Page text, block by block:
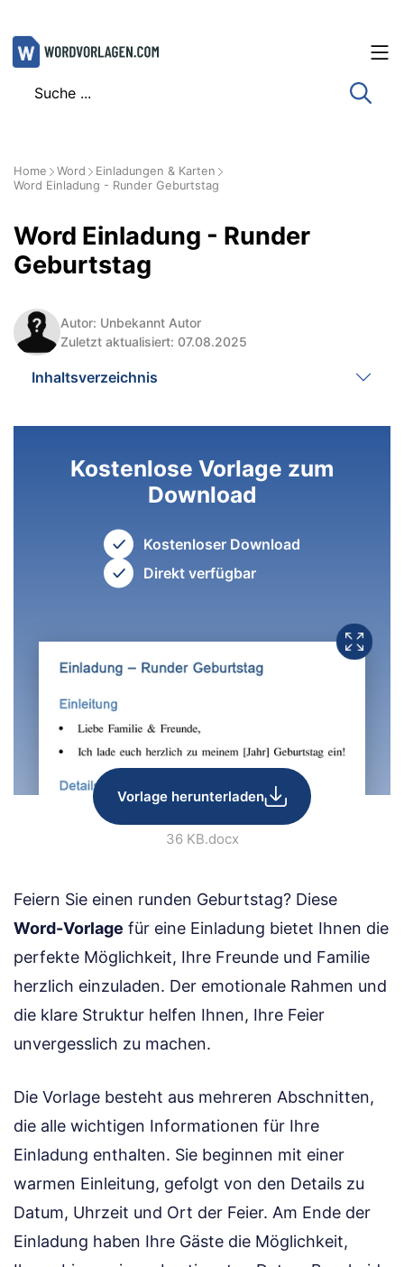
Zum
Inhalt
Home Word
Einladungen & Karten
Word Einladung - Runder Geburtstag
Word Einladung - Runder
Geburtstag
Autor: Unbekannt Autor
Zuletzt aktualisiert: 07.08.2025
Inhaltsverzeichnis
Kostenlose Vorlage zum
Download
Kostenloser Download
Direkt verfügbar
Vorlage herunterladen
36 KB.docx
Feiern Sie einen runden Geburtstag? Diese
Word-Vorlage für eine Einladung bietet Ihnen die
perfekte Möglichkeit, Ihre Freunde und Familie
herzlich einzuladen. Der emotionale Rahmen und
die klare Struktur helfen Ihnen, Ihre Feier
unvergesslich zu machen.
Die Vorlage besteht aus mehreren Abschnitten,
die alle wichtigen Informationen für Ihre
Einladung enthalten. Sie beginnen mit einer
warmen Einleitung, gefolgt von den Details zu
Datum, Uhrzeit und Ort der Feier. Am Ende der
Einladung haben Ihre Gäste die Möglichkeit,